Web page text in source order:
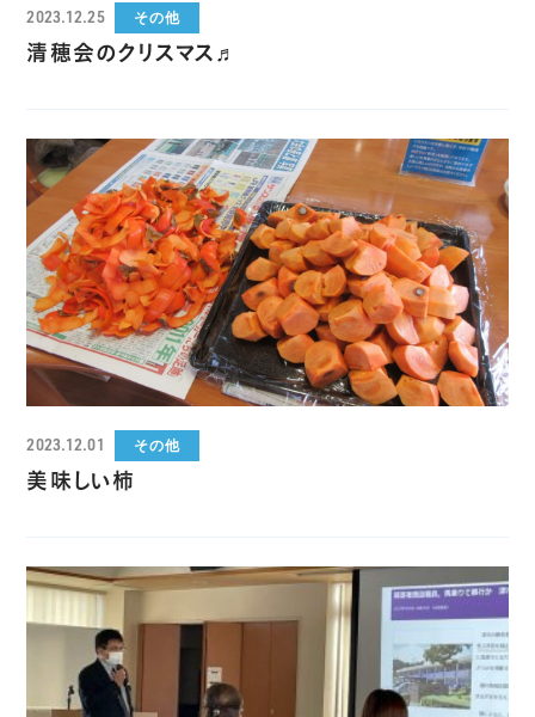
2023.12.25 その他
清穂会のクリスマス♬
2023.12.01 その他
美味しい柿